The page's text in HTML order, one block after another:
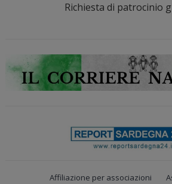
Richiesta di patrocinio
Affiliazione per associazioni